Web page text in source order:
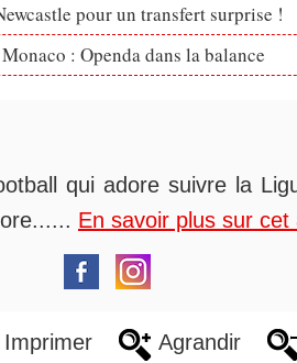
pour un transfert surprise !
: Openda dans la balance
qui adore suivre la
En savoir plus sur cet
Agrandir